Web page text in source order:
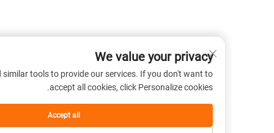
We value your privacy
cookies and similar tools to provide our services. If you don't want to
accept all cookies, click Personalize cookies.